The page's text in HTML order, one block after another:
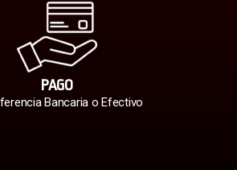
PAGO
Bancaria o Efectivo